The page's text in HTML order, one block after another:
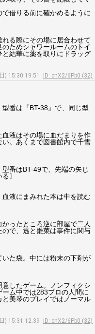
借りる前に確かめるように
れる際にその場に居合わせて
ためシャワールームのトイ
結華に薬を取りにドラッグ
) 15:30:19.51
ID: cnX2/6Pb0 (32)
型番は『BT-38』で、同じ型
血液はその場に血だまりを作
。あくまで図書館内で千雪
型番はBT-49で、先端の矢じ
〕
血液にまみれた本は中を読む
ったところ逆に部屋で二人
で、透と雛菜は事件に関与
いた袋。中には粉末の下剤が
意したゲーム。ノンフィクシ
ム中では283プロの人間に
美琴のプレイではノーマル
) 15:31:12.39
ID: cnX2/6Pb0 (32)